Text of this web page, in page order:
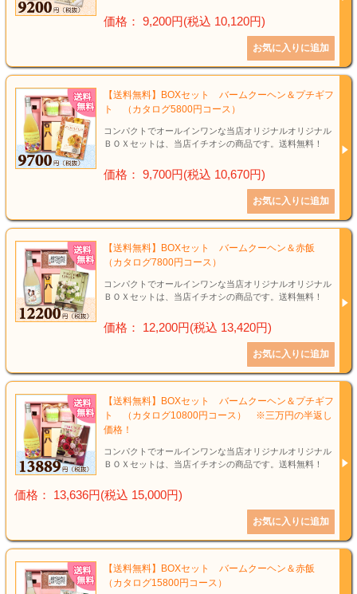
価格： 9,200円(税込 10,120円)
【送料無料】BOXセット バームクーヘン＆プチギフ
ト （カタログ5800円コース）
コンパクトでオールインワンな当店オリジナルオリジナル
ＢＯＸセットは、当店イチオシの商品です。送料無料！
価格： 9,700円(税込 10,670円)
【送料無料】BOXセット バームクーヘン＆赤飯
（カタログ7800円コース）
コンパクトでオールインワンな当店オリジナルオリジナル
ＢＯＸセットは、当店イチオシの商品です。送料無料！
価格： 12,200円(税込 13,420円)
【送料無料】BOXセット バームクーヘン＆プチギフ
ト （カタログ10800円コース） ※三万円の半返し
価格！
コンパクトでオールインワンな当店オリジナルオリジナル
ＢＯＸセットは、当店イチオシの商品です。送料無料！
価格： 13,636円(税込 15,000円)
【送料無料】BOXセット バームクーヘン＆赤飯
（カタログ15800円コース）